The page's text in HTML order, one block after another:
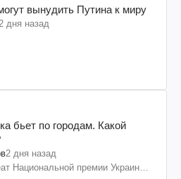
вынудить Путина к миру
2 дня назад
бьет по городам. Какой
2 дня назад
Национальной премии Украины